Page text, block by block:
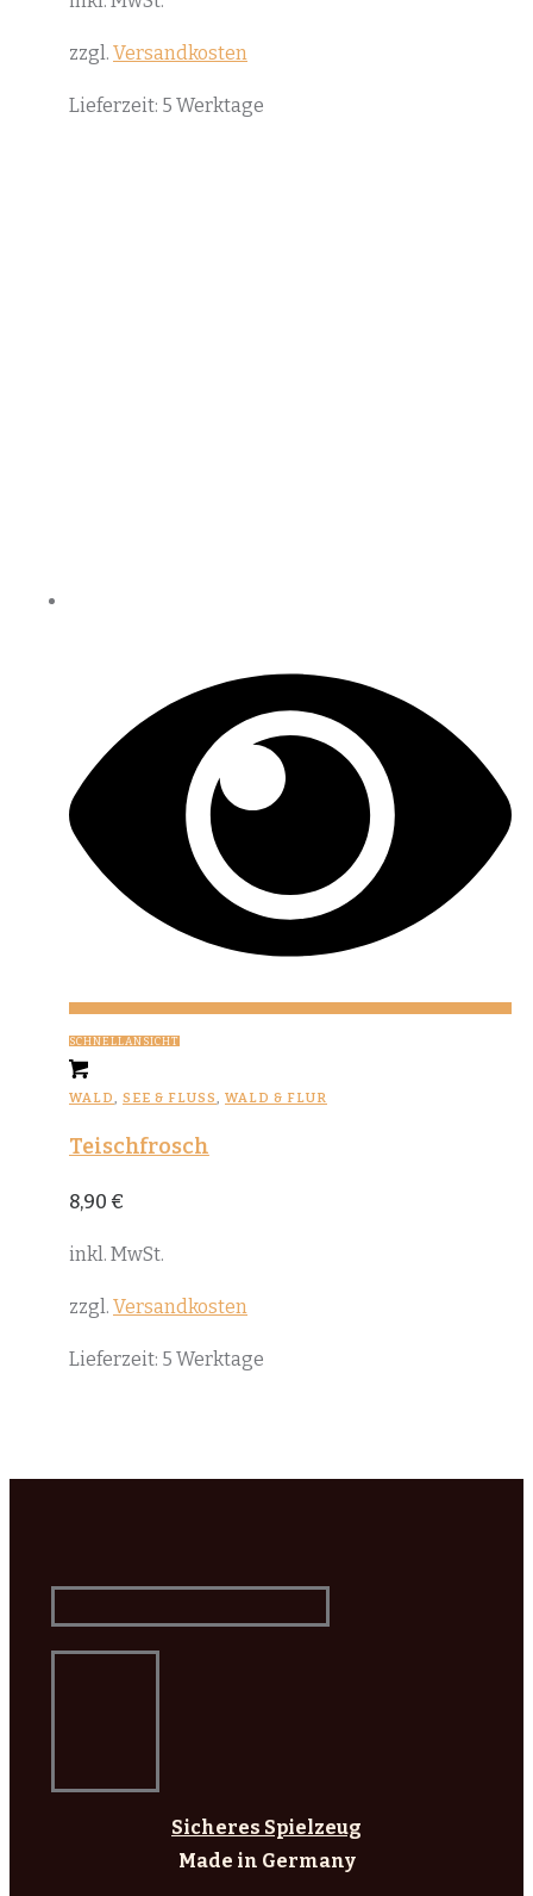
zzgl. Versandkosten
Lieferzeit: 5 Werktage
SCHNELLANSICHT
WALD, SEE & FLUSS, WALD & FLUR
Teischfrosch
8,90 €
inkl. MwSt.
zzgl. Versandkosten
Lieferzeit: 5 Werktage
Sicheres Spielzeug
Made in Germany